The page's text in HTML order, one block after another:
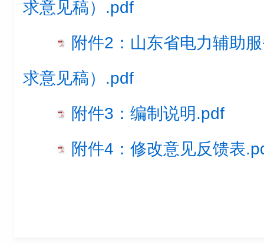
求意见稿）.pdf
附件2：山东省电力辅助
求意见稿）.pdf
附件3：编制说明.pdf
附件4：修改意见反馈表